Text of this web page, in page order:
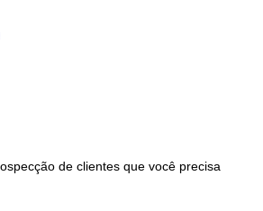
de clientes que você precisa